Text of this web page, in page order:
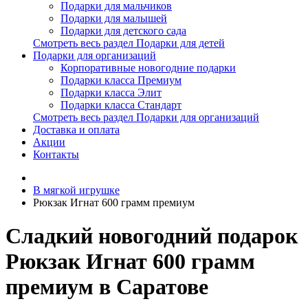
Подарки для мальчиков
Подарки для малышей
Подарки для детского сада
Смотреть весь раздел Подарки для детей
Подарки для организаций
Корпоративные новогодние подарки
Подарки класса Премиум
Подарки класса Элит
Подарки класса Стандарт
Смотреть весь раздел Подарки для организаций
Доставка и оплата
Акции
Контакты
В мягкой игрушке
Рюкзак Игнат 600 грамм премиум
Сладкий новогодний подарок
Рюкзак Игнат 600 грамм
премиум в Саратове